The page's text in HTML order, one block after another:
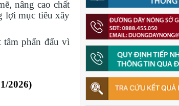
nâng cao chất
lợi mục tiêu xây
phấn đấu vì
2026)